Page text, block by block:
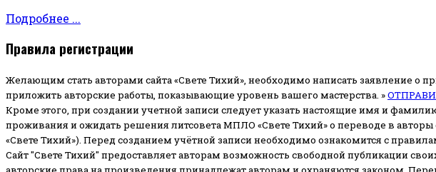
Подробнее ...
Правила регистрации
Желающим стать авторами сайта «Свете Тихий», необходимо написать заявление
приложить авторские работы, показывающие уровень вашего мастерства. »
Кроме этого, при создании учетной записи следует указать настоящие имя и
проживания и ожидать решения литсовета МПЛО «Свете Тихий» о переводе в
«Свете Тихий»). Перед созданием учётной записи необходимо ознакомится с
Сайт "Свете Тихий" предоставляет авторам возможность свободной публикации